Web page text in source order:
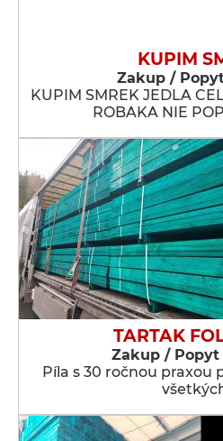
KUPIM
Zakup /
KUPIM SMREK JEDLA
ROBAKA NIE
TARTAK
Zakup / Popyt
Píla s 30 ročnou praxou